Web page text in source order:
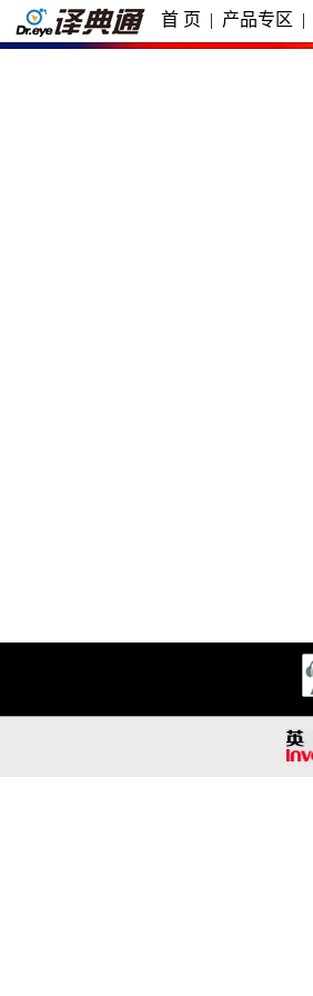
首 页 | 产品专区 |